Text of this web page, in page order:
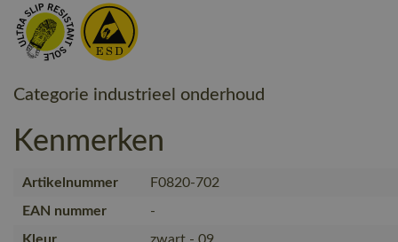
Categorie industrieel onderhoud
Kenmerken
Artikelnummer
F0820-702
EAN nummer
-
Kleur
zwart - 09